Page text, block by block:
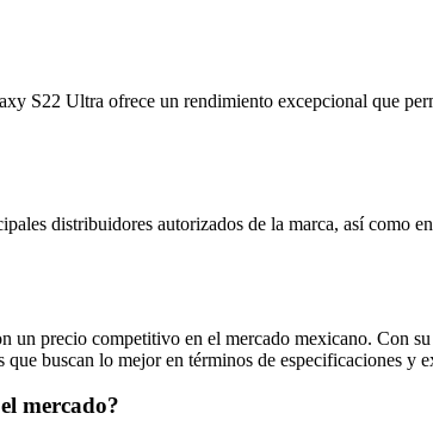
S22 Ultra ofrece un rendimiento excepcional que
distribuidores autorizados de la marca, así como
un precio competitivo en el mercado mexicano. Con
buscan lo mejor en términos de especificaciones y
mercado?